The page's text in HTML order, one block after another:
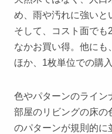
め、雨や汚れに強いと
そして、コスト面で
なかお買い得。他に
ほか、1枚単位での購
色やパターンのライン
部屋のリビングの床の
のパターンが規則的に